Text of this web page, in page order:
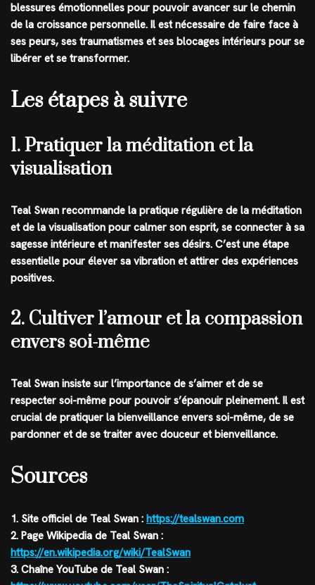
blessures émotionnelles pour pouvoir avancer sur le chemin
de la croissance personnelle. Il est nécessaire de faire face à
ses peurs, ses traumatismes et ses blocages intérieurs pour se
libérer et se transformer.
Les étapes à suivre
1. Pratiquer la méditation et la
visualisation
Teal Swan recommande la pratique régulière de la méditation
et de la visualisation pour calmer son esprit, se connecter à sa
sagesse intérieure et manifester ses désirs. C’est une étape
essentielle pour élever sa vibration et attirer des expériences
positives.
2. Cultiver l’amour et la compassion
envers soi-même
Teal Swan insiste sur l’importance de s’aimer et de se
respecter soi-même pour pouvoir s’épanouir pleinement. Il est
crucial de pratiquer la bienveillance envers soi-même, de se
pardonner et de se traiter avec douceur et bienveillance.
Sources
1. Site officiel de Teal Swan : https://tealswan.com
2. Page Wikipedia de Teal Swan :
https://en.wikipedia.org/wiki/TealSwan
3. Chaîne YouTube de Teal Swan :